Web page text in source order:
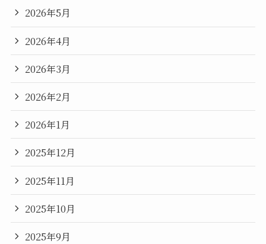
2026年5月
2026年4月
2026年3月
2026年2月
2026年1月
2025年12月
2025年11月
2025年10月
2025年9月